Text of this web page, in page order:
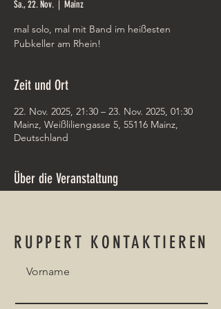
Sa., 22. Nov.
  |
Mainz
mal solo, mal mit Band im heißesten
Pubkeller am Rhein!
Zeit und Ort
22. Nov. 2025, 21:30 – 23. Nov. 2025, 01:30
Mainz, Weißliliengasse 5, 55116 Mainz,
Deutschland
Über die Veranstaltung
RUPPERT KONTAKTIEREN
Vorname